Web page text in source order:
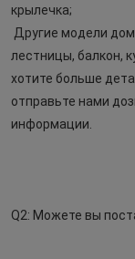
крылечка;
Другие модели
лестницы, балкон,
хотите больше
отправьте нами
информации.
Q2: Можете вы